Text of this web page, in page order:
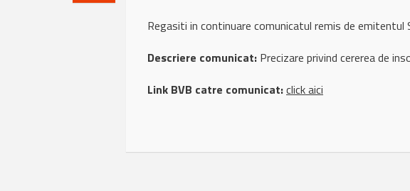
Regasiti in continuare comunicatul remis de
Descriere comunicat: Precizare privind cererea de
Link BVB catre comunicat:click aici